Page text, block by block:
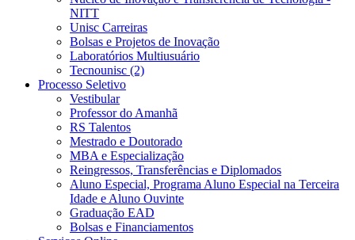
NITT
Unisc Carreiras
Bolsas e Projetos de Inovação
Laboratórios Multiusuário
Tecnounisc (2)
Processo Seletivo
Vestibular
Professor do Amanhã
RS Talentos
Mestrado e Doutorado
MBA e Especialização
Reingressos, Transferências e Diplomados
Aluno Especial, Programa Aluno Especial na Terceira
Idade e Aluno Ouvinte
Graduação EAD
Bolsas e Financiamentos